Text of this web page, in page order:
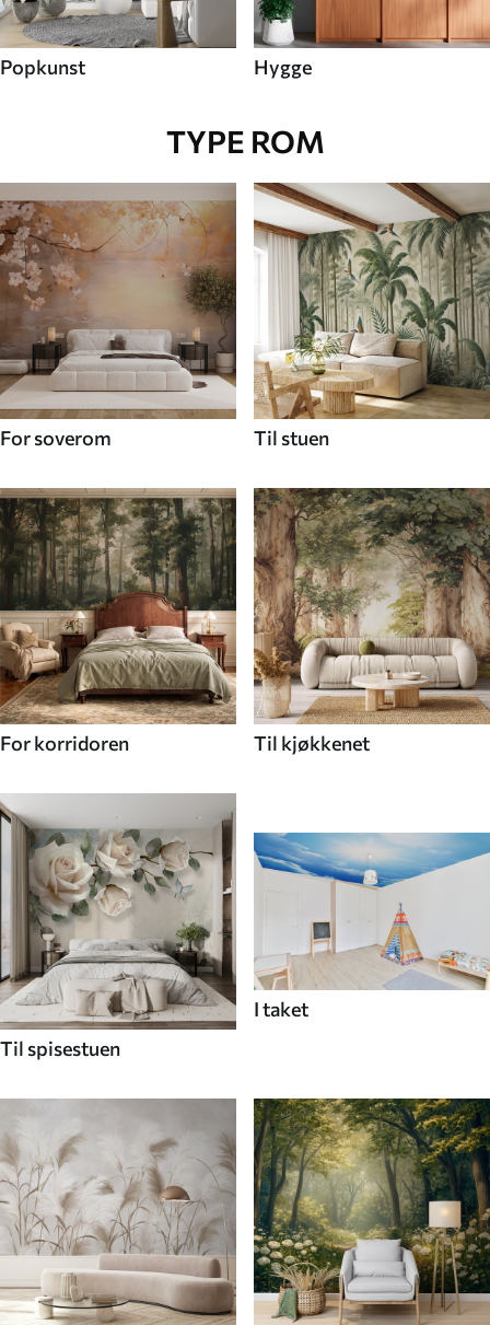
Popkunst Hygge
TYPE ROM
For soverom Til stuen
For korridoren Til kjøkkenet
Til spisestuen
I taket